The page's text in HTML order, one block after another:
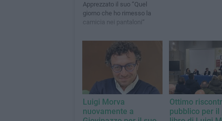
Apprezzato il suo “Quel
giorno che ho rimesso la
camicia nei pantaloni“
Luigi Morva
nuovamente a
Ottimo
pubblico per il